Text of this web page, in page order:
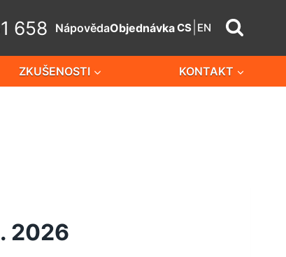
658 NápovědaObjednávkaCS EN
ZKUŠENOSTI KONTAKT
2026